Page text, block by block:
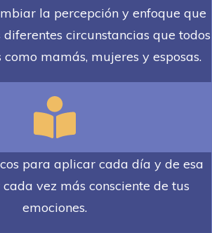
la percepción y enfoque que
circunstancias que todos
mamás, mujeres y esposas.
para aplicar cada día y de esa
vez más consciente de tus
emociones.